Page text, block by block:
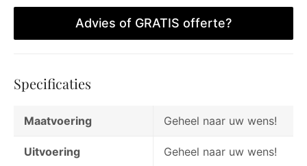
Advies of GRATIS offerte?
Specificaties
Maatvoering Geheel naar uw wens!
Uitvoering Geheel naar uw wens!